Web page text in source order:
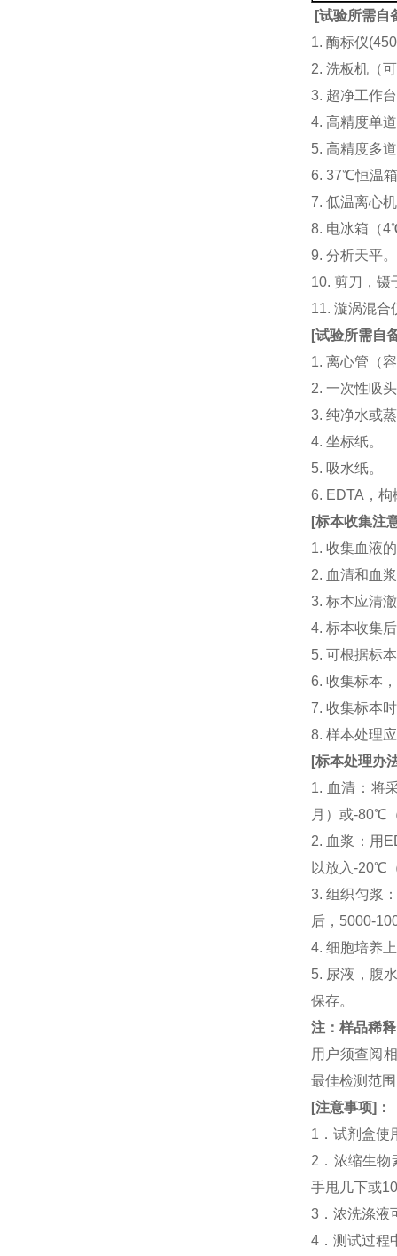
[试验所需自
1. 酶标仪
2. 洗板机（
3. 超净工作
4. 高精度单
5. 高精度多
6. 37℃恒温
7. 低温离心
8. 电冰箱（
9. 分析天平。
10. 剪刀，镊
11. 漩涡混
[试验所需自
1. 离心管（
2. 一次性吸
3. 纯净水或
4. 坐标纸。
5. 吸水纸。
6. EDTA，
[标本收集注
1. 收集血液
2. 血清和血
3. 标本应清
4. 标本收集
5. 可根据标
6. 收集标本
7. 收集标本
8. 样本处理
[标本处理办
1. 血清：将
月）或-80℃
2. 血浆：用
以放入-20℃
3. 组织匀浆
后，5000-
4. 细胞培养
5. 尿液，腹
保存。
注：样品稀
用户须查阅
最佳检测范
[注意事项] ：
1．试剂盒使
2．浓缩生物
手甩几下或
3．浓洗涤液
4．测试过程